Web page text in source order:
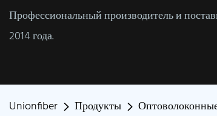
Профессиональный производитель и
2014 года.
Unionfiber Продукты